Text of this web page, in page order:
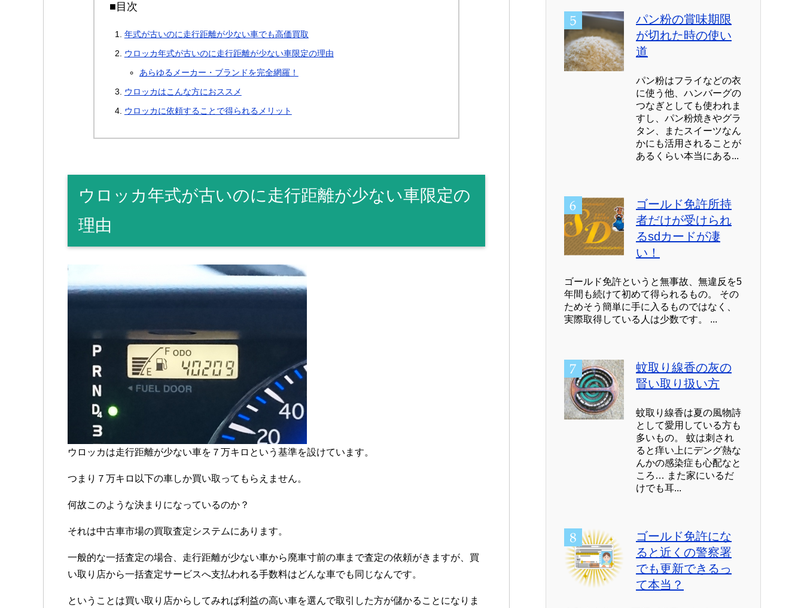
■目次
年式が古いのに走行距離が少ない車でも高価買取
ウロッカ年式が古いのに走行距離が少ない車限定の理由
あらゆるメーカー・ブランドを完全網羅！
ウロッカはこんな方におススメ
ウロッカに依頼することで得られるメリット
ウロッカ年式が古いのに走行距離が少ない車限定の
理由
ウロッカは走行距離が少ない車を７万キロという基準を設けています。
つまり７万キロ以下の車しか買い取ってもらえません。
何故このような決まりになっているのか？
それは中古車市場の買取査定システムにあります。
一般的な一括査定の場合、走行距離が少ない車から廃車寸前の車まで査定の依頼がきますが、買
い取り店から一括査定サービスへ支払われる手数料はどんな車でも同じなんです。
ということは買い取り店からしてみれば利益の高い車を選んで取引した方が儲かることになりま
パン粉の賞味期限
が切れた時の使い
道
パン粉はフライなどの衣
に使う他、ハンバーグの
つなぎとしても使われま
すし、パン粉焼きやグラ
タン、またスイーツなん
かにも活用されることが
あるくらい本当にある...
ゴールド免許所持
者だけが受けられ
るsdカードが凄
い！
ゴールド免許というと無事故、無違反を5
年間も続けて初めて得られるもの。 その
ためそう簡単に手に入るものではなく、
実際取得している人は少数です。 ...
蚊取り線香の灰の
賢い取り扱い方
蚊取り線香は夏の風物詩
として愛用している方も
多いもの。 蚊は刺され
ると痒い上にデング熱な
んかの感染症も心配なと
ころ… また家にいるだ
けでも耳...
ゴールド免許にな
ると近くの警察署
でも更新できるっ
て本当？